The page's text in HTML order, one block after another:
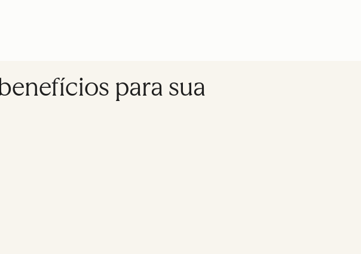
para sua